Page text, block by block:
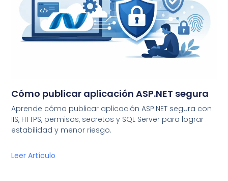
Cómo publicar aplicación ASP.NET segura
Aprende cómo publicar aplicación ASP.NET segura con
IIS, HTTPS, permisos, secretos y SQL Server para lograr
estabilidad y menor riesgo.
Leer Artículo